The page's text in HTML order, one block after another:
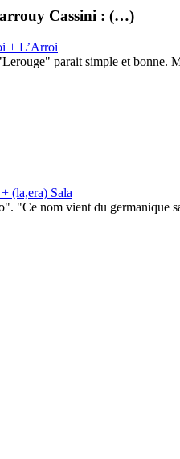
Cassini : (…)
+ L’Arroi
parait simple et bonne.
(la,era) Sala
"Ce nom vient du germanique